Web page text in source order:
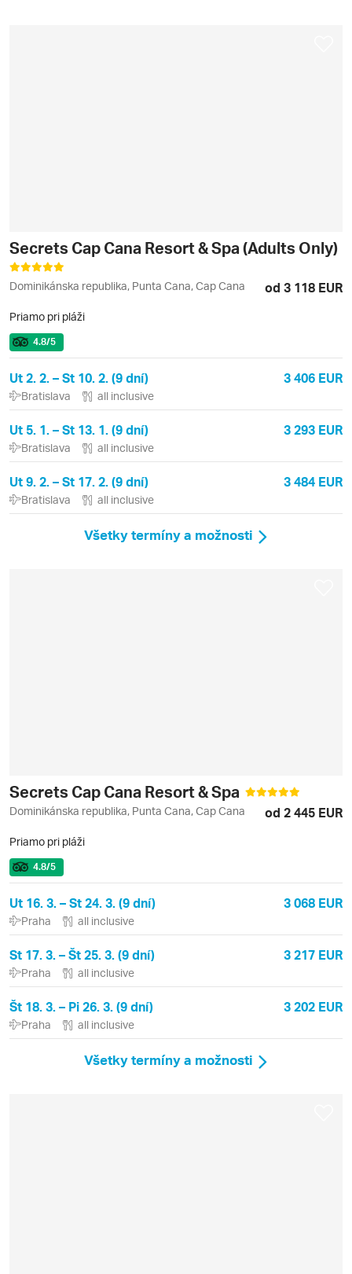
Secrets Cap Cana Resort & Spa (Adults Only)
Dominikánska republika, Punta Cana, Cap Cana od 3 118 EUR
Priamo pri pláži
4.8/5
Ut 2. 2. – St 10. 2. (9 dní) 3 406 EUR
Bratislava all inclusive
Ut 5. 1. – St 13. 1. (9 dní) 3 293 EUR
Bratislava all inclusive
Ut 9. 2. – St 17. 2. (9 dní) 3 484 EUR
Bratislava all inclusive
Všetky termíny a možnosti
Secrets Cap Cana Resort & Spa
Dominikánska republika, Punta Cana, Cap Cana od 2 445 EUR
Priamo pri pláži
4.8/5
Ut 16. 3. – St 24. 3. (9 dní) 3 068 EUR
Praha all inclusive
St 17. 3. – Št 25. 3. (9 dní) 3 217 EUR
Praha all inclusive
Št 18. 3. – Pi 26. 3. (9 dní) 3 202 EUR
Praha all inclusive
Všetky termíny a možnosti